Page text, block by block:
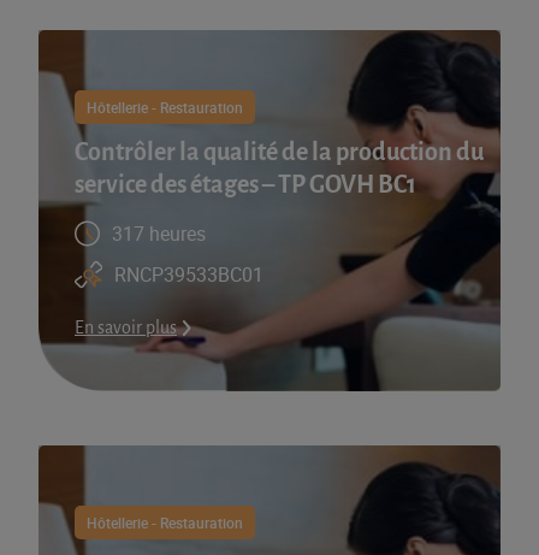
Hôtellerie - Restauration
Contrôler la qualité de la production du
service des étages – TP GOVH BC1
317 heures
RNCP39533BC01
En savoir plus
Hôtellerie - Restauration